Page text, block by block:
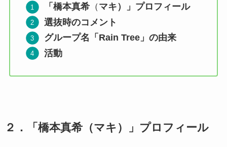
「橋本真希 （ マキ）」プロフィール
選抜時のコメント
グループ名「Rain Tree」の由来
活動
２． 「橋本真希（マキ）」プロフィール